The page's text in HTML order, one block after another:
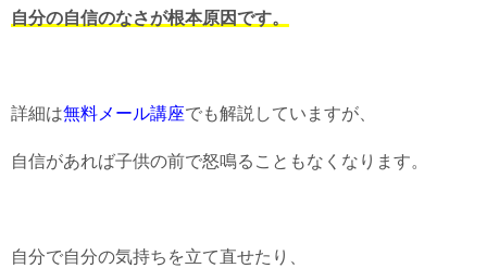
自分の自信のなさが根本原因です。
詳細は無料メール講座でも解説していますが、
自信があれば子供の前で怒鳴ることもなくなります。
自分で自分の気持ちを立て直せたり、